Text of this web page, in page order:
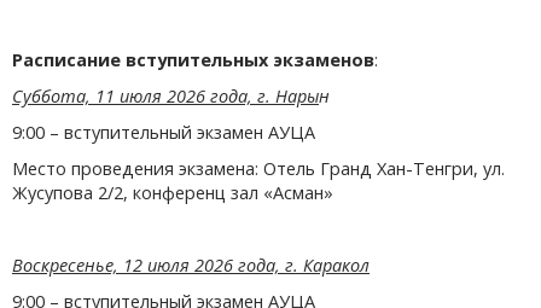
Расписание вступительных экзаменов:
Суббота, 11 июля 2026 года, г. Нарын
9:00 – вступительный экзамен АУЦА
Место проведения экзамена: Отель Гранд Хан-Тенгри, ул.
Жусупова 2/2, конференц зал «Асман»
Воскресенье, 12 июля 2026 года, г. Каракол
9:00 – вступительный экзамен АУЦА